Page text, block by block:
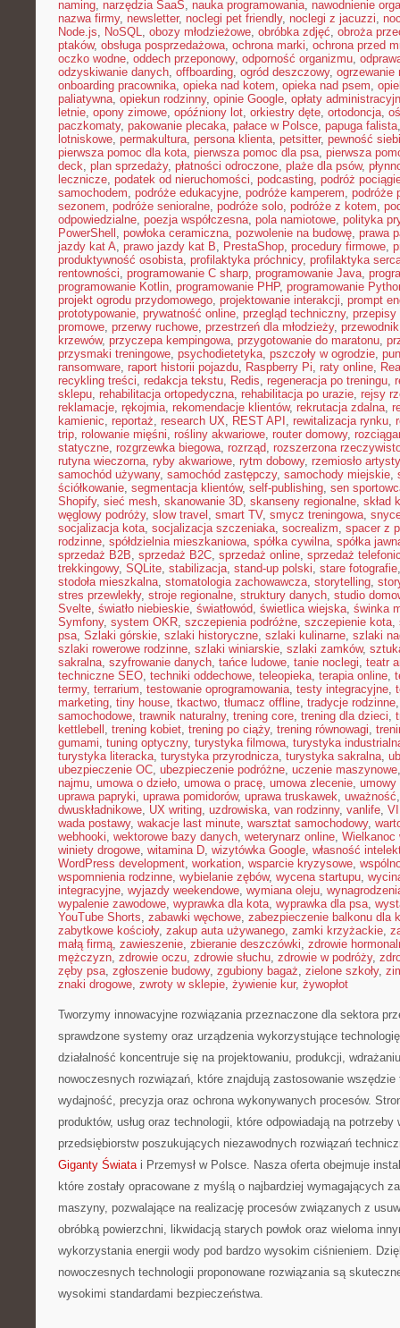
naming, narzędzia SaaS, nauka programowania, nawodnienie
nazwa firmy, newsletter, noclegi pet friendly, noclegi z jacuzzi,
Node.js, NoSQL, obozy młodzieżowe, obróbka zdjęć, obroża
ptaków, obsługa posprzedażowa, ochrona marki, ochrona przed
oczko wodne, oddech przeponowy, odporność organizmu,
odzyskiwanie danych, offboarding, ogród deszczowy, ogrzewanie
onboarding pracownika, opieka nad kotem, opieka nad psem,
paliatywna, opiekun rodzinny, opinie Google, opłaty
letnie, opony zimowe, opóźniony lot, orkiestry dęte, ortodoncja,
paczkomaty, pakowanie plecaka, pałace w Polsce, papuga falista
lotniskowe, permakultura, persona klienta, petsitter, pewność
pierwsza pomoc dla kota, pierwsza pomoc dla psa, pierwsza
deck, plan sprzedaży, płatności odroczone, plaże dla psów,
lecznicze, podatek od nieruchomości, podcasting, podróż
samochodem, podróże edukacyjne, podróże kamperem, podróże
sezonem, podróże senioralne, podróże solo, podróże z kotem,
odpowiedzialne, poezja współczesna, pola namiotowe, polityka
PowerShell , powłoka ceramiczna, pozwolenie na budowę, prawa
jazdy kat A, prawo jazdy kat B, PrestaShop, procedury firmowe,
produktywność osobista, profilaktyka próchnicy, profilaktyka
rentowności, programowanie C sharp, programowanie Java,
programowanie Kotlin, programowanie PHP, programowanie
projekt ogrodu przydomowego, projektowanie interakcji, prompt
prototypowanie, prywatność online, przegląd techniczny, przepisy
promowe, przerwy ruchowe, przestrzeń dla młodzieży,
krzewów, przyczepa kempingowa, przygotowanie do maratonu,
przysmaki treningowe, psychodietetyka, pszczoły w ogrodzie,
ransomware, raport historii pojazdu, Raspberry Pi, raty online,
recykling treści, redakcja tekstu, Redis, regeneracja po treningu,
sklepu, rehabilitacja ortopedyczna, rehabilitacja po urazie, rejsy
reklamacje, rękojmia, rekomendacje klientów, rekrutacja zdalna,
kamienic, reportaż, research UX, REST API , rewitalizacja rynku,
trip, rolowanie mięśni, rośliny akwariowe, router domowy,
statyczne, rozgrzewka biegowa, rozrząd, rozszerzona
rutyna wieczorna, ryby akwariowe, rytm dobowy, rzemiosło
samochód używany, samochód zastępczy, samochody miejskie,
ściółkowanie, segmentacja klientów, self-publishing, sen
Shopify, sieć mesh, skanowanie 3D, skanseny regionalne, skład
węglowy podróży, slow travel , smart TV, smycz treningowa,
socjalizacja kota, socjalizacja szczeniaka, socrealizm, spacer z
rodzinne, spółdzielnia mieszkaniowa, spółka cywilna, spółka
sprzedaż B2B, sprzedaż B2C, sprzedaż online, sprzedaż
trekkingowy, SQLite, stabilizacja, stand-up polski, stare fotografie
stodoła mieszkalna, stomatologia zachowawcza, storytelling,
stres przewlekły, stroje regionalne, struktury danych, studio
Svelte, światło niebieskie, światłowód, świetlica wiejska, świnka
Symfony, system OKR, szczepienia podróżne, szczepienie kota,
psa, Szlaki górskie, szlaki historyczne, szlaki kulinarne, szlaki
szlaki rowerowe rodzinne, szlaki winiarskie, szlaki zamków,
sakralna, szyfrowanie danych, tańce ludowe, tanie noclegi, teatr
techniczne SEO, techniki oddechowe, teleopieka, terapia online,
termy, terrarium, testowanie oprogramowania, testy integracyjne,
marketing, tiny house, tkactwo, tłumacz offline, tradycje rodzinne
samochodowe, trawnik naturalny, trening core, trening dla dzieci,
kettlebell , trening kobiet, trening po ciąży, trening równowagi,
gumami, tuning optyczny, turystyka filmowa, turystyka
turystyka literacka, turystyka przyrodnicza, turystyka sakralna,
ubezpieczenie OC, ubezpieczenie podróżne, uczenie maszynowe
najmu, umowa o dzieło, umowa o pracę, umowa zlecenie, umowy
uprawa papryki, uprawa pomidorów, uprawa truskawek, uważność
dwuskładnikowe, UX writing, uzdrowiska, van rodzinny, vanlife,
wada postawy, wakacje last minute, warsztat samochodowy,
webhooki, wektorowe bazy danych, weterynarz online, Wielkanoc
winiety drogowe, witamina D, wizytówka Google, własność
WordPress development, workation, wsparcie kryzysowe,
wspomnienia rodzinne, wybielanie zębów, wycena startupu,
integracyjne, wyjazdy weekendowe, wymiana oleju,
wypalenie zawodowe, wyprawka dla kota, wyprawka dla psa,
YouTube Shorts, zabawki węchowe, zabezpieczenie balkonu dla
zabytkowe kościoły, zakup auta używanego, zamki krzyżackie,
małą firmą, zawieszenie, zbieranie deszczówki, zdrowie
mężczyzn, zdrowie oczu, zdrowie słuchu, zdrowie w podróży,
zęby psa, zgłoszenie budowy, zgubiony bagaż, zielone szkoły,
znaki drogowe, zwroty w sklepie, żywienie kur, żywopłot
Tworzymy innowacyjne rozwiązania przeznaczone dla sektora
sprawdzone systemy oraz urządzenia wykorzystujące
działalność koncentruje się na projektowaniu, produkcji,
nowoczesnych rozwiązań, które znajdują zastosowanie
wydajność, precyzja oraz ochrona wykonywanych procesów.
produktów, usług oraz technologii, które odpowiadają na potrzeby
przedsiębiorstw poszukujących niezawodnych rozwiązań
Giganty Światai Przemysł w Polsce. Nasza oferta obejmuje
które zostały opracowane z myślą o najbardziej wymagających
maszyny, pozwalające na realizację procesów związanych z
obróbką powierzchni, likwidacją starych powłok oraz wieloma
wykorzystania energii wody pod bardzo wysokim ciśnieniem.
nowoczesnych technologii proponowane rozwiązania są
wysokimi standardami bezpieczeństwa.